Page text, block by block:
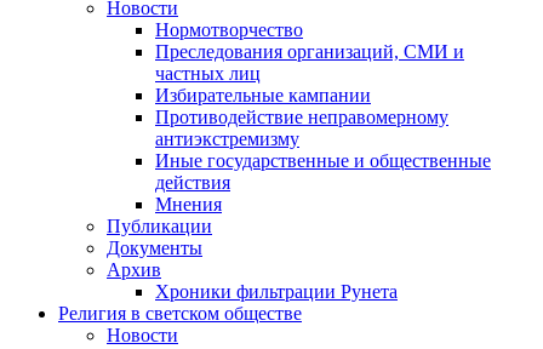
Новости
Нормотворчество
Преследования организаций, СМИ и
частных лиц
Избирательные кампании
Противодействие неправомерному
антиэкстремизму
Иные государственные и общественные
действия
Мнения
Публикации
Документы
Архив
Хроники фильтрации Рунета
Религия в светском обществе
Новости